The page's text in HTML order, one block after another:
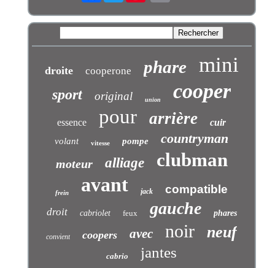
droite cooperone phare mini
sport original union cooper
essence pour arrière cuir
volant vitesse pompe countryman
moteur alliage clubman
frein avant jack compatible
droit cabriolet feux gauche phares
convient coopers avec noir neuf
cabrio jantes